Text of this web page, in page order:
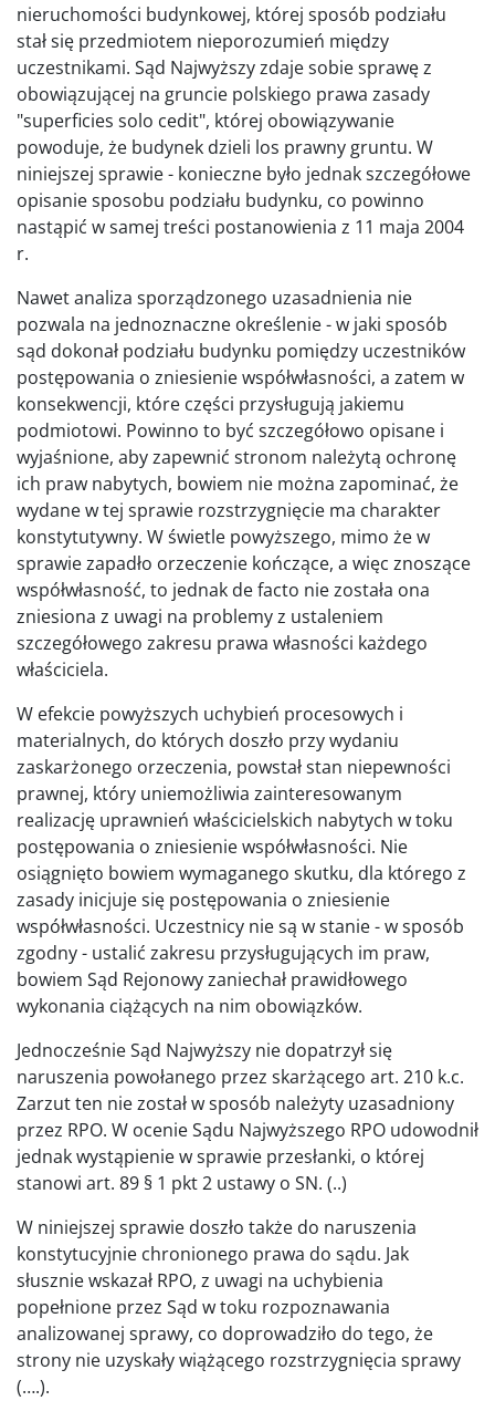
nieruchomości budynkowej, której sposób podziału
stał się przedmiotem nieporozumień między
uczestnikami. Sąd Najwyższy zdaje sobie sprawę z
obowiązującej na gruncie polskiego prawa zasady
"superficies solo cedit", której obowiązywanie
powoduje, że budynek dzieli los prawny gruntu. W
niniejszej sprawie - konieczne było jednak szczegółowe
opisanie sposobu podziału budynku, co powinno
nastąpić w samej treści postanowienia z 11 maja 2004
r.
Nawet analiza sporządzonego uzasadnienia nie
pozwala na jednoznaczne określenie - w jaki sposób
sąd dokonał podziału budynku pomiędzy uczestników
postępowania o zniesienie współwłasności, a zatem w
konsekwencji, które części przysługują jakiemu
podmiotowi. Powinno to być szczegółowo opisane i
wyjaśnione, aby zapewnić stronom należytą ochronę
ich praw nabytych, bowiem nie można zapominać, że
wydane w tej sprawie rozstrzygnięcie ma charakter
konstytutywny. W świetle powyższego, mimo że w
sprawie zapadło orzeczenie kończące, a więc znoszące
współwłasność, to jednak de facto nie została ona
zniesiona z uwagi na problemy z ustaleniem
szczegółowego zakresu prawa własności każdego
właściciela.
W efekcie powyższych uchybień procesowych i
materialnych, do których doszło przy wydaniu
zaskarżonego orzeczenia, powstał stan niepewności
prawnej, który uniemożliwia zainteresowanym
realizację uprawnień właścicielskich nabytych w toku
postępowania o zniesienie współwłasności. Nie
osiągnięto bowiem wymaganego skutku, dla którego z
zasady inicjuje się postępowania o zniesienie
współwłasności. Uczestnicy nie są w stanie - w sposób
zgodny - ustalić zakresu przysługujących im praw,
bowiem Sąd Rejonowy zaniechał prawidłowego
wykonania ciążących na nim obowiązków.
Jednocześnie Sąd Najwyższy nie dopatrzył się
naruszenia powołanego przez skarżącego art. 210 k.c.
Zarzut ten nie został w sposób należyty uzasadniony
przez RPO. W ocenie Sądu Najwyższego RPO udowodnił
jednak wystąpienie w sprawie przesłanki, o której
stanowi art. 89 § 1 pkt 2 ustawy o SN. (..)
W niniejszej sprawie doszło także do naruszenia
konstytucyjnie chronionego prawa do sądu. Jak
słusznie wskazał RPO, z uwagi na uchybienia
popełnione przez Sąd w toku rozpoznawania
analizowanej sprawy, co doprowadziło do tego, że
strony nie uzyskały wiążącego rozstrzygnięcia sprawy
(….).